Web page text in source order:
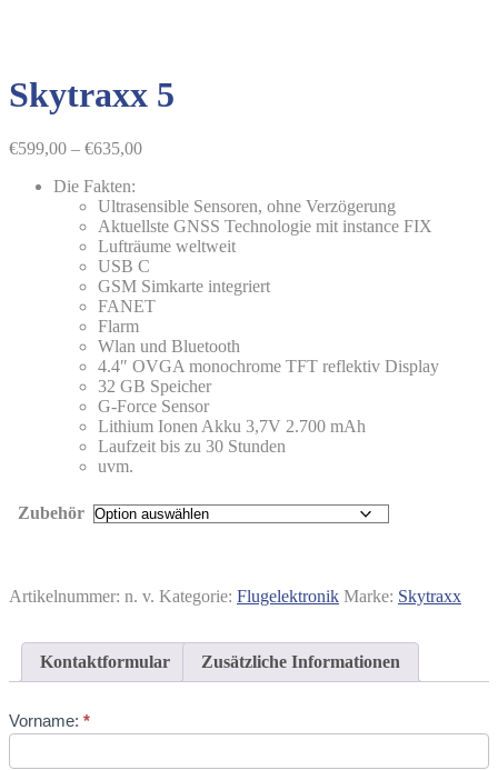
Skytraxx 5
€599,00 – €635,00Preisspanne:
€635,00
Die Fakten:
Ultrasensible Sensoren, ohne Verzögerung
Aktuellste GNSS Technologie mit instance FIX
Lufträume weltweit
USB C
GSM Simkarte integriert
FANET
Flarm
Wlan und Bluetooth
4.4″ OVGA monochrome TFT reflektiv Display
32 GB Speicher
G-Force Sensor
Lithium Ionen Akku 3,7V 2.700 mAh
Laufzeit bis zu 30 Stunden
uvm.
Zubehör
Artikelnummer: n. v. Kategorie: Flugelektronik Marke: Skytraxx
Kontaktformular Zusätzliche Informationen
Vorname: *